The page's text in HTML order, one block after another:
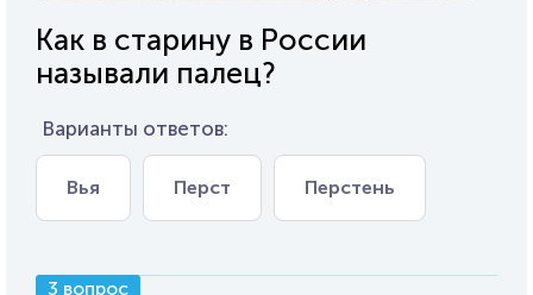
Как в старину в России
называли палец?
Варианты ответов:
Вья Перст Перстень
3 вопрос